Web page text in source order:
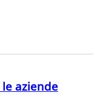
le aziende